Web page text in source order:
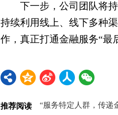
下一步，公司团队将持
持续利用线上、线下多种
作，真正打通金融服务“最
推荐阅读
“服务特定人群，传递